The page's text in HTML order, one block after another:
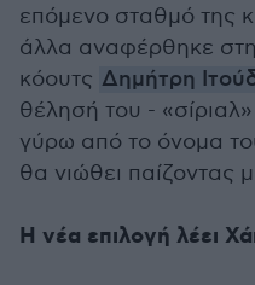
επόμενο σταθμό της
άλλα αναφέρθηκε
κόουτς Δημήτρη
θέλησή του -
γύρω από το όνομα
θα νιώθει παίζοντας
Η νέα επιλογή λέει